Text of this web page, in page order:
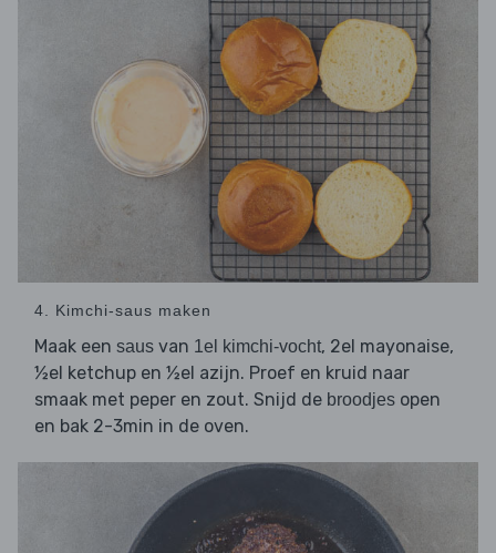
4. Kimchi-saus maken
Maak een saus van 1el kimchi-vocht, 2el mayonaise,
½el ketchup en ½el azijn. Proef en kruid naar
smaak met peper en zout. Snijd de broodjes open
en bak 2-3min in de oven.